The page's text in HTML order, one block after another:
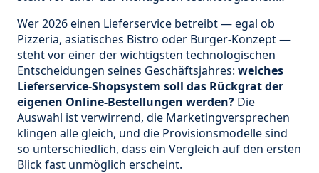
Wer 2026 einen Lieferservice betreibt — egal ob
Pizzeria, asiatisches Bistro oder Burger-Konzept —
steht vor einer der wichtigsten technologischen
Entscheidungen seines Geschäftsjahres: welches
Lieferservice-Shopsystem soll das Rückgrat der
eigenen Online-Bestellungen werden? Die
Auswahl ist verwirrend, die Marketingversprechen
klingen alle gleich, und die Provisionsmodelle sind
so unterschiedlich, dass ein Vergleich auf den ersten
Blick fast unmöglich erscheint.